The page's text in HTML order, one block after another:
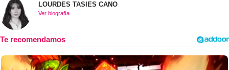
LOURDES TASIES CANO
Ver biografía